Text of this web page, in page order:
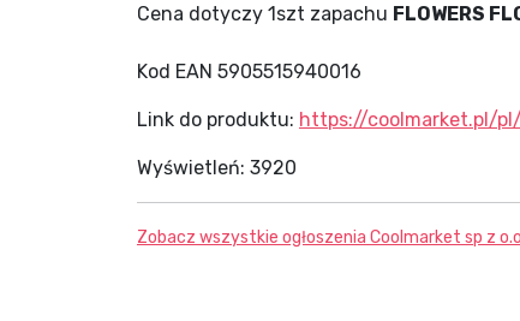
Cena dotyczy 1szt zapachu FLOWERS
Kod EAN 5905515940016
Link do produktu: https://coolmarket.pl/
Wyświetleń: 3920
Zobacz wszystkie ogłoszenia Coolmarket sp z